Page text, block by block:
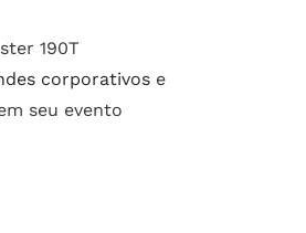
190T
corporativose
seu evento